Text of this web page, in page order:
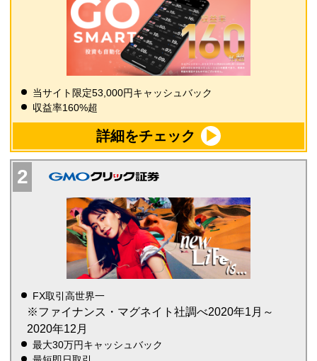
当サイト限定53,000円キャッシュバック
収益率160%超
詳細をチェック
FX取引高世界一
※ファイナンス・マグネイト社調べ2020年1月～
2020年12月
最大30万円キャッシュバック